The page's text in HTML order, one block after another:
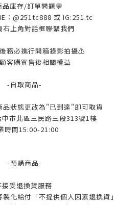
品庫存/訂單問題💬
：@251tc888 或 IG:251.tc
右上角對話框聯繫我們
務必進行開箱錄影拍攝⚠️
客購買售後相關權益
-自取商品-
品狀態更改為"已到達"即可取貨
市北區三民路三段313號1樓
時間15:00-21:00
-預購商品-
接受退換貨服務
化給付「不提供個人因素退換貨」